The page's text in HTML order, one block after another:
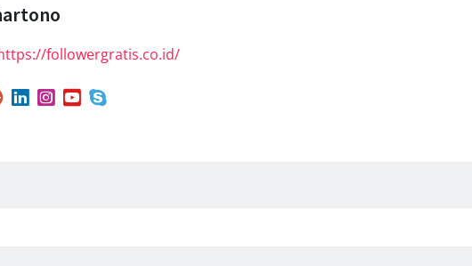
followergratis.co.id/